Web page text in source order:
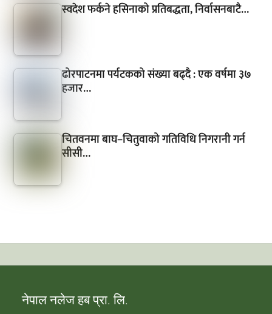
स्वदेश फर्कने हसिनाको प्रतिबद्धता, निर्वासनबाटै…
ढोरपाटनमा पर्यटकको संख्या बढ्दै : एक वर्षमा ३७
हजार…
चितवनमा बाघ–चितुवाको गतिविधि निगरानी गर्न
सीसी…
नेपाल नलेज हब प्रा. लि.